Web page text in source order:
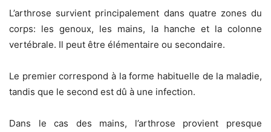
L’arthrose survient principalement dans quatre zones du
corps: les genoux, les mains, la hanche et la colonne
vertébrale. Il peut être élémentaire ou secondaire.
Le premier correspond à la forme habituelle de la maladie,
tandis que le second est dû à une infection.
Dans le cas des mains, l’arthrose provient presque